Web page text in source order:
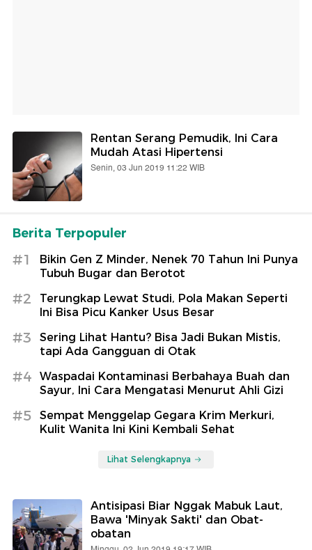
Rentan Serang Pemudik, Ini Cara
Mudah Atasi Hipertensi
Senin, 03 Jun 2019 11:22 WIB
Berita Terpopuler
#1
Bikin Gen Z Minder, Nenek 70 Tahun Ini Punya
Tubuh Bugar dan Berotot
#2
Terungkap Lewat Studi, Pola Makan Seperti
Ini Bisa Picu Kanker Usus Besar
#3
Sering Lihat Hantu? Bisa Jadi Bukan Mistis,
tapi Ada Gangguan di Otak
#4
Waspadai Kontaminasi Berbahaya Buah dan
Sayur, Ini Cara Mengatasi Menurut Ahli Gizi
#5
Sempat Menggelap Gegara Krim Merkuri,
Kulit Wanita Ini Kini Kembali Sehat
Lihat Selengkapnya
Antisipasi Biar Nggak Mabuk Laut,
Bawa 'Minyak Sakti' dan Obat-
obatan